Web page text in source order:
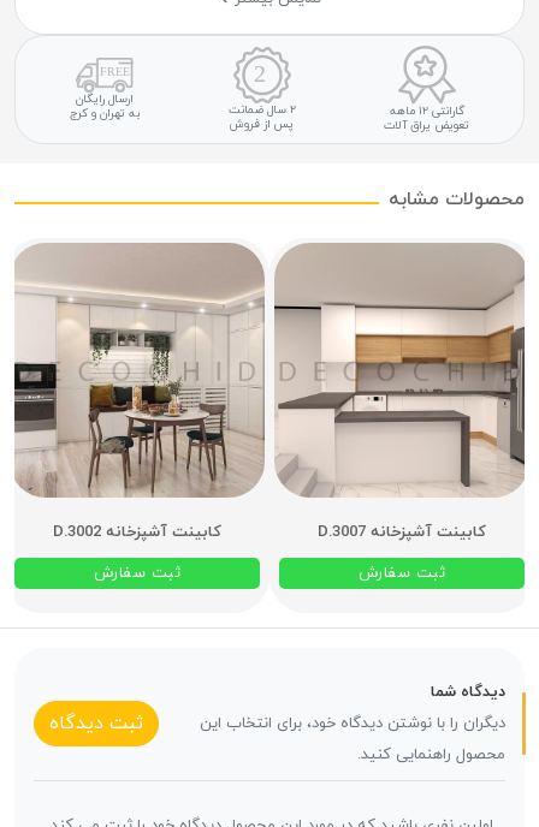
گارانتی ۱۲ ماهه
تعویض یراق آلات
۲ سال ضمانت
پس از فروش
ارسال رایگان
به تهران و کرج
محصولات مشابه
کابینت آشپزخانه D.3007
ثبت سفارش
کابینت آشپزخانه D.3002
ثبت سفارش
دیدگاه شما
دیگران را با نوشتن دیدگاه خود، برای انتخاب این
محصول راهنمایی کنید.
ثبت دیدگاه